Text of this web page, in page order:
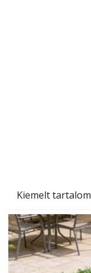
Kiemelt tartalom